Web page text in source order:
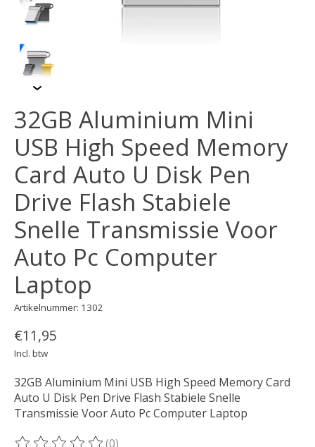
32GB Aluminium Mini
USB High Speed Memory
Card Auto U Disk Pen
Drive Flash Stabiele
Snelle Transmissie Voor
Auto Pc Computer
Laptop
Artikelnummer: 1302
€11,95
Incl. btw
32GB Aluminium Mini USB High Speed Memory Card
Auto U Disk Pen Drive Flash Stabiele Snelle
Transmissie Voor Auto Pc Computer Laptop
(0)